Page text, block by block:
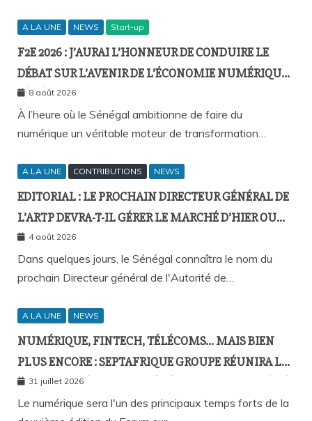
A LA UNE NEWS Start-up
F2E 2026 : J’AURAI L’HONNEUR DE CONDUIRE LE
DÉBAT SUR L’AVENIR DE L’ÉCONOMIE NUMÉRIQUE
SÉNÉGALAISE
8 août 2026
À l’heure où le Sénégal ambitionne de faire du
numérique un véritable moteur de transformation…
A LA UNE CONTRIBUTIONS NEWS
EDITORIAL : LE PROCHAIN DIRECTEUR GÉNÉRAL DE
L’ARTP DEVRA-T-IL GÉRER LE MARCHÉ D’HIER OU
CELUI DE DEMAIN ?
4 août 2026
Dans quelques jours, le Sénégal connaîtra le nom du
prochain Directeur général de l'Autorité de…
A LA UNE NEWS
NUMÉRIQUE, FINTECH, TÉLÉCOMS… MAIS BIEN
PLUS ENCORE : SEPTAFRIQUE GROUPE RÉUNIRA LE
GOTHA DE L’ÉCONOMIE SÉNÉGALAISE LE 10 AOÛT À
DAKAR
31 juillet 2026
Le numérique sera l'un des principaux temps forts de la